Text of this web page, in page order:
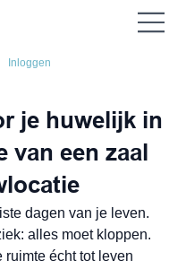
Inloggen
je huwelijk in
van een zaal
dagen van je leven.
alles moet kloppen.
ruimte écht tot leven